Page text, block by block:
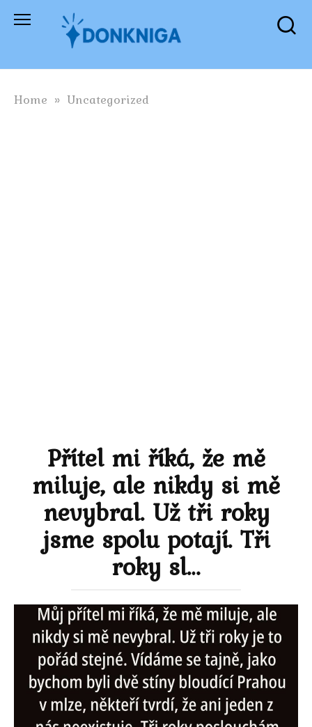
Skip
Home » Uncategorized
Přítel mi říká, že mě
miluje, ale nikdy si mě
nevybral. Už tři roky
jsme spolu potají. Tři
roky sl…